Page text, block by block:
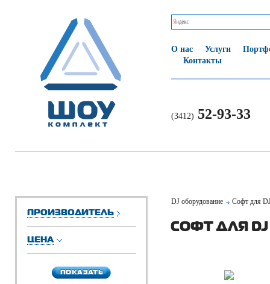
О нас Услуги
Контакты
(3412) 52-93-33
ПРОИЗВОДИТЕЛЬ
ЦЕНА
ПОКАЗАТЬ
ПОКАЗАТЬ
DJ оборудование Софт для
СОФТ ДЛЯ DJ